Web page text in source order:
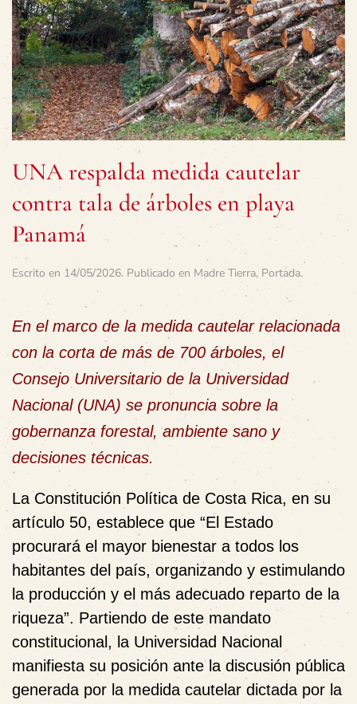
UNA respalda medida cautelar
contra tala de árboles en playa
Panamá
Escrito en 14/05/2026. Publicado en Madre Tierra, Portada.
En el marco de la medida cautelar relacionada
con la corta de más de 700 árboles, el
Consejo Universitario de la Universidad
Nacional (UNA) se pronuncia sobre la
gobernanza forestal, ambiente sano y
decisiones técnicas.
La Constitución Política de Costa Rica, en su
artículo 50, establece que “El Estado
procurará el mayor bienestar a todos los
habitantes del país, organizando y estimulando
la producción y el más adecuado reparto de la
riqueza”. Partiendo de este mandato
constitucional, la Universidad Nacional
manifiesta su posición ante la discusión pública
generada por la medida cautelar dictada por la